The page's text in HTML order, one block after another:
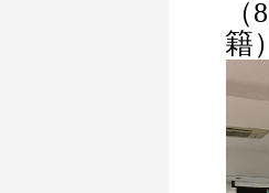
籍